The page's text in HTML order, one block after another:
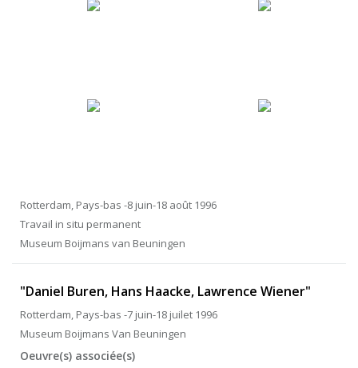
Rotterdam, Pays-bas -8 juin-18 août 1996
Travail in situ permanent
Museum Boijmans van Beuningen
"Daniel Buren, Hans Haacke, Lawrence Wiener"
Rotterdam, Pays-bas -7 juin-18 juilet 1996
Museum Boijmans Van Beuningen
Oeuvre(s) associée(s)